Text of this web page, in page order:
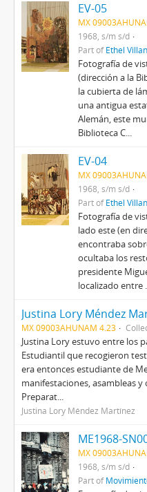
EV-05
MX
1968, s/m s/d
Part ofEthel
Fotografía de
(dirección a la
la cubierta de
una antigua
Alemán, este
Biblioteca C...
EV-04
MX
1968, s/m s/d
Part ofEthel
Fotografía de
lado este (en
encontraba
ocultaba los
presidente
localizado entre
Justina Lory Méndez
MX 09003AHUNAM 4.23
Justina Lory estuvo entre los
Estudiantil que recogieron
era entonces estudiante de
manifestaciones, asambleas
Preparat...
Justina Lory Méndez Martínez
ME1968-
MX
1968, s/m s/d
Part of